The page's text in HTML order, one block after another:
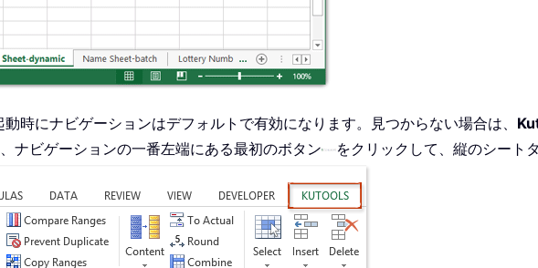
時にナビゲーションはデフォルトで有効になります。見つからない場合は、
ナビゲーションの一番左端にある最初のボタン
をクリックして、縦のシート